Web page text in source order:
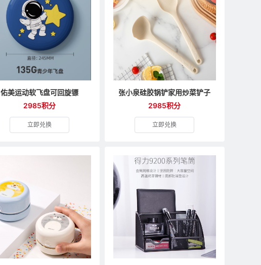
佑美运动软飞盘可回旋镖
2985积分
立即兑换
张小泉硅胶锅铲家用炒菜铲子
2985积分
立即兑换